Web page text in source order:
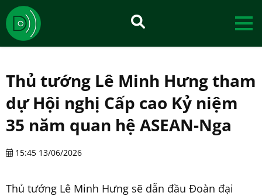
Thủ tướng Lê Minh Hưng tham
dự Hội nghị Cấp cao Kỷ niệm
35 năm quan hệ ASEAN-Nga
15:45 13/06/2026
Thủ tướng Lê Minh Hưng sẽ dẫn đầu Đoàn đại